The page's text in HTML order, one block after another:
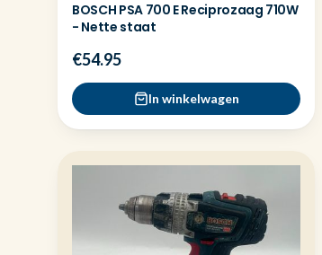
BOSCH PSA 700 E Reciprozaag 710W
- Nette staat
€54.95
In winkelwagen